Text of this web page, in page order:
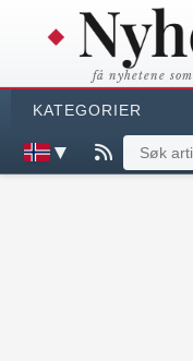
få nyhetene
KATEGORIER
▼